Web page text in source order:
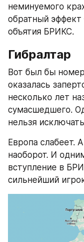
неминуемого
обратный эффект
объятия БРИКС.
Гибралтар
Вот был бы
оказалась
несколько лет
сумасшедшего.
нельзя
Европа слабеет.
наоборот. И
вступление в
сильнейший